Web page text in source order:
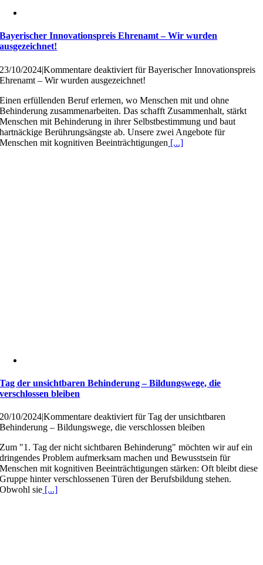
Bayerischer Innovationspreis Ehrenamt – Wir wurden
ausgezeichnet!
23/10/2024|Kommentare deaktiviert für Bayerischer Innovationspreis
Ehrenamt – Wir wurden ausgezeichnet!
Einen erfüllenden Beruf erlernen, wo Menschen mit und ohne
Behinderung zusammenarbeiten. Das schafft Zusammenhalt, stärkt
Menschen mit Behinderung in ihrer Selbstbestimmung und baut
hartnäckige Berührungsängste ab. Unsere zwei Angebote für
Menschen mit kognitiven Beeinträchtigungen [...]
Tag der unsichtbaren Behinderung – Bildungswege, die
verschlossen bleiben
20/10/2024|Kommentare deaktiviert für Tag der unsichtbaren
Behinderung – Bildungswege, die verschlossen bleiben
Zum "1. Tag der nicht sichtbaren Behinderung" möchten wir auf ein
dringendes Problem aufmerksam machen und Bewusstsein für
Menschen mit kognitiven Beeinträchtigungen stärken: Oft bleibt diese
Gruppe hinter verschlossenen Türen der Berufsbildung stehen.
Obwohl sie [...]